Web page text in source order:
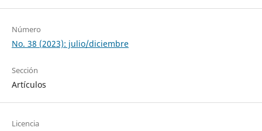
Número
No. 38 (2023): julio/diciembre
Sección
Artículos
Licencia